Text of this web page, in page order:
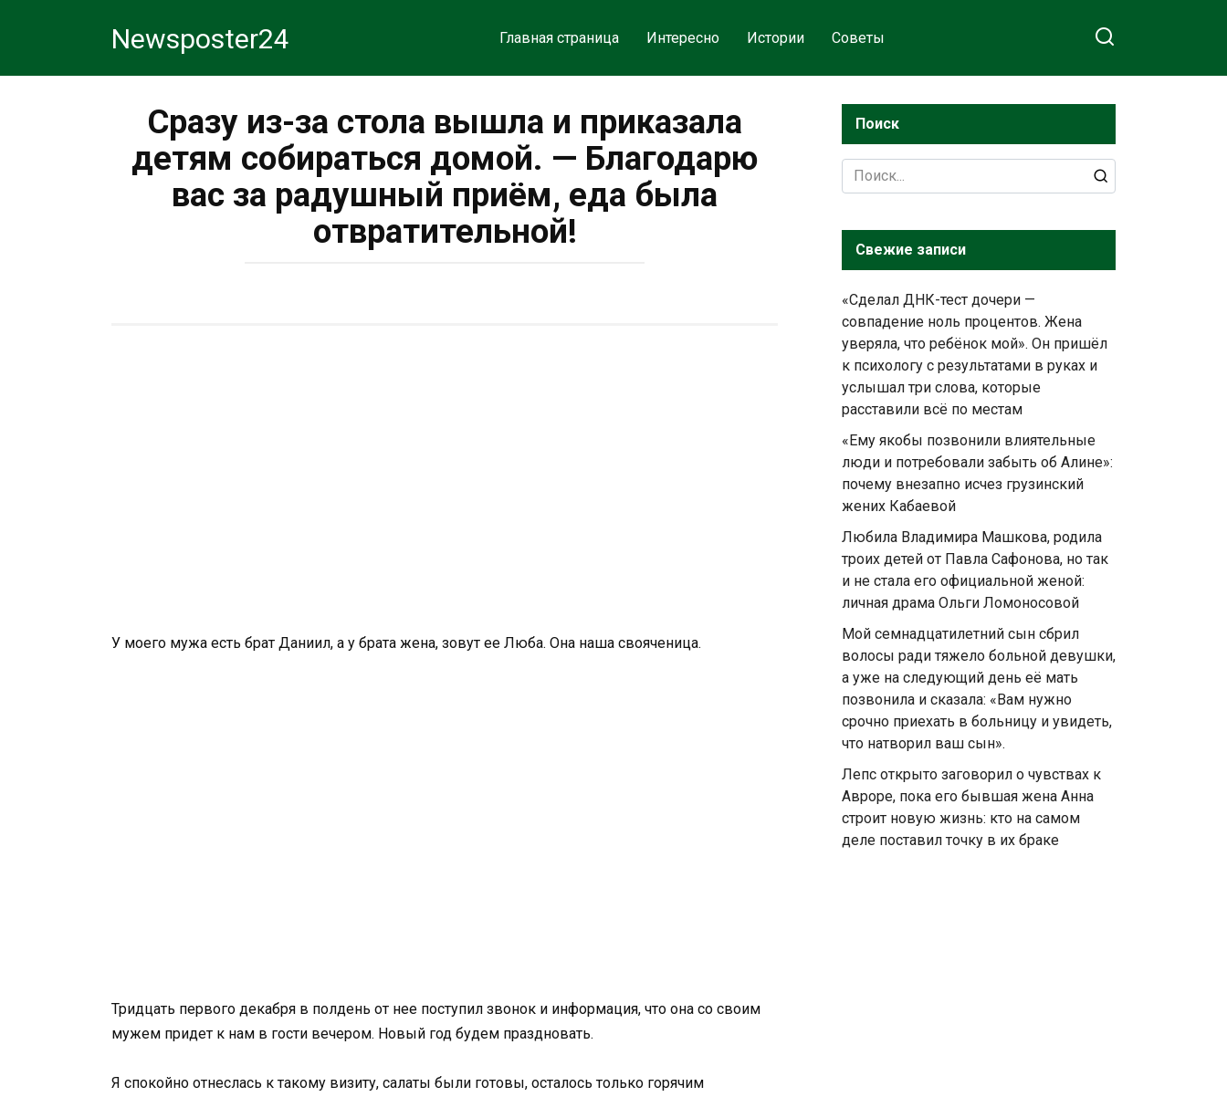
Newsposter24 Главная страница Интересно Истории Советы
Сразу из-за стола вышла и приказала
детям собираться домой. — Благодарю
вас за радушный приём, еда была
отвратительной!
У моего мужа есть брат Даниил, а у брата жена, зовут ее Люба. Она наша свояченица.
Тридцать первого декабря в полдень от нее поступил звонок и информация, что она со своим
мужем придет к нам в гости вечером. Новый год будем праздновать.
Я спокойно отнеслась к такому визиту, салаты были готовы, осталось только горячим
Поиск
Search
for:
Свежие записи
«Сделал ДНК-тест дочери —
совпадение ноль процентов. Жена
уверяла, что ребёнок мой». Он пришёл
к психологу с результатами в руках и
услышал три слова, которые
расставили всё по местам
«Ему якобы позвонили влиятельные
люди и потребовали забыть об Алине»:
почему внезапно исчез грузинский
жених Кабаевой
Любила Владимира Машкова, родила
троих детей от Павла Сафонова, но так
и не стала его официальной женой:
личная драма Ольги Ломоносовой
Мой семнадцатилетний сын сбрил
волосы ради тяжело больной девушки,
а уже на следующий день её мать
позвонила и сказала: «Вам нужно
срочно приехать в больницу и увидеть,
что натворил ваш сын».
Лепс открыто заговорил о чувствах к
Авроре, пока его бывшая жена Анна
строит новую жизнь: кто на самом
деле поставил точку в их браке